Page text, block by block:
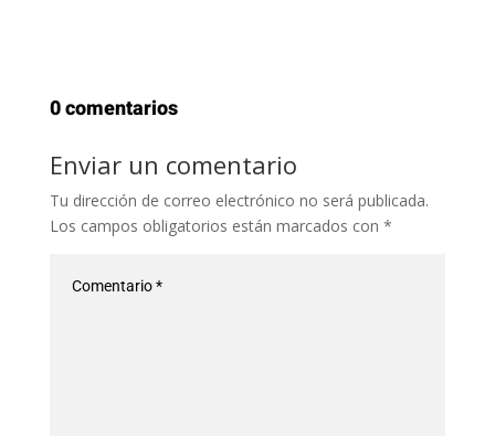
0 comentarios
Enviar un comentario
Tu dirección de correo electrónico no será publicada.
Los campos obligatorios están marcados con *